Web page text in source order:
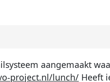
aangemaakt
project.nl/lunch/Heeft